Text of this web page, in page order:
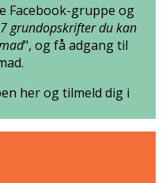
Facebook-gruppe og
7 grundopskrifter du kan
", og få adgang til
her og tilmeld dig i